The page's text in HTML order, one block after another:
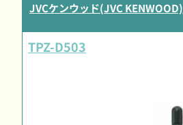
JVCケンウッド(JVC KENWOOD)
TPZ-D503